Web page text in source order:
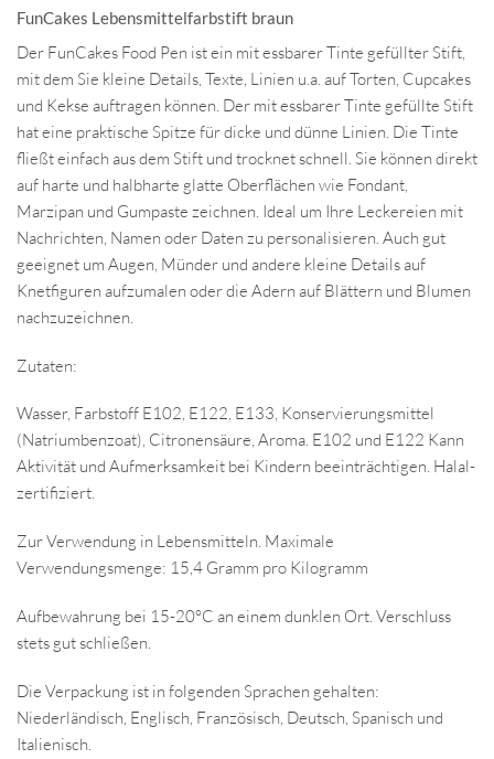
FunCakes Lebensmittelfarbstift braun
Der FunCakes Food Pen ist ein mit essbarer Tinte gefüllter Stift,
mit dem Sie kleine Details, Texte, Linien u.a. auf Torten, Cupcakes
und Kekse auftragen können. Der mit essbarer Tinte gefüllte Stift
hat eine praktische Spitze für dicke und dünne Linien. Die Tinte
fließt einfach aus dem Stift und trocknet schnell. Sie können direkt
auf harte und halbharte glatte Oberflächen wie Fondant,
Marzipan und Gumpaste zeichnen. Ideal um Ihre Leckereien mit
Nachrichten, Namen oder Daten zu personalisieren. Auch gut
geeignet um Augen, Münder und andere kleine Details auf
Knetfiguren aufzumalen oder die Adern auf Blättern und Blumen
nachzuzeichnen.
Zutaten:
Wasser, Farbstoff E102, E122, E133, Konservierungsmittel
(Natriumbenzoat), Citronensäure, Aroma. E102 und E122 Kann
Aktivität und Aufmerksamkeit bei Kindern beeinträchtigen. Halal-
zertifiziert.
Zur Verwendung in Lebensmitteln. Maximale
Verwendungsmenge: 15,4 Gramm pro Kilogramm
Aufbewahrung bei 15-20°C an einem dunklen Ort. Verschluss
stets gut schließen.
Die Verpackung ist in folgenden Sprachen gehalten:
Niederländisch, Englisch, Französisch, Deutsch, Spanisch und
Italienisch.